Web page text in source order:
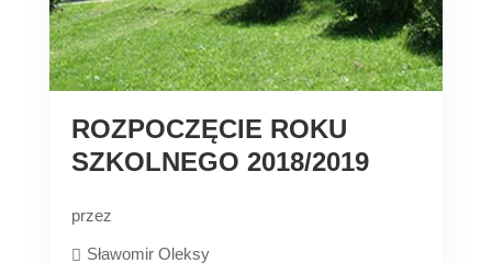
ROZPOCZĘCIE ROKU
SZKOLNEGO 2018/2019
przez
Sławomir Oleksy